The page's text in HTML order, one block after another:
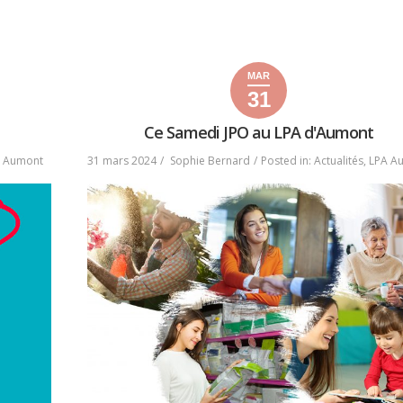
Aumont
31
mars
2024
4
avril
2024
MAR
31
2024
Ce Samedi JPO au LPA d'Aumont
31 mars 2024 Sophie Bernard Posted in: Actualités, LPA